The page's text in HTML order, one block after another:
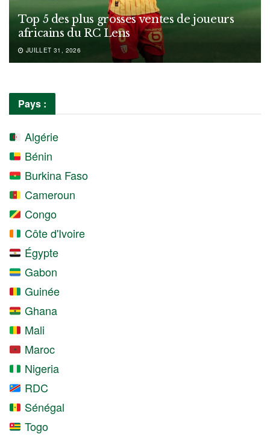
Top 5 des plus grosses ventes de joueurs
africains du RC Lens
JUILLET 31, 2026
Pays :
Algérie
Bénin
Burkina Faso
Cameroun
Congo
Côte d'Ivoire
Égypte
Gabon
Guinée
Ghana
Mali
Maroc
Nigeria
RDC
Sénégal
Togo